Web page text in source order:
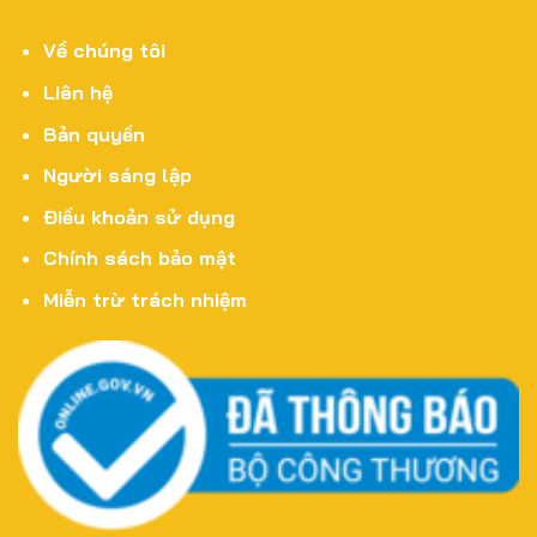
Về chúng tôi
Liên hệ
Bản quyền
Người sáng lập
Điều khoản sử dụng
Chính sách bảo mật
Miễn trừ trách nhiệm